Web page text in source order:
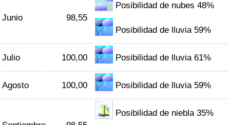
Junio 98,55
Posibilidad de nubes 48%
Posibilidad de lluvia 59%
Julio 100,00 Posibilidad de lluvia 61%
Agosto 100,00 Posibilidad de lluvia 59%
Posibilidad de niebla 35%